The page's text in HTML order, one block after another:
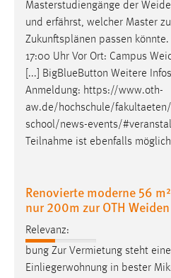
Masterstudiengänge der
und erfährst, welcher Master
Zukunftsplänen passen
17:00 Uhr Vor Ort: Campus
[...] BigBlueButton Weitere
Anmeldung: https://www.oth-
aw.de/hochschule/
school/news-events/
Teilnahme ist ebenfalls
Renovierte moderne 56
nur 200m zur OTH Weiden
Relevanz:
bung Zur Vermietung steht
Einliegerwohnung in bester